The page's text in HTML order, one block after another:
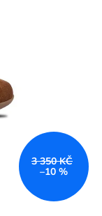
3 350 KČ
–10 %